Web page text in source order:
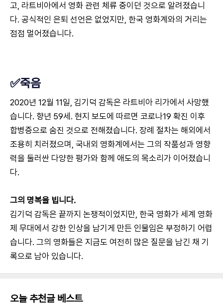
고, 라트비아에서 영화 관련 체류 중이던 것으로 알려졌습니
다. 공식적인 은퇴 선언은 없었지만, 한국 영화계와의 거리는
점점 멀어졌습니다.
✅죽음
2020년 12월 11일, 김기덕 감독은 라트비아 리가에서 사망했
습니다. 향년 59세. 현지 보도에 따르면 코로나19 확진 이후
합병증으로 숨진 것으로 전해졌습니다. 장례 절차는 해외에서
조용히 치러졌으며, 국내외 영화계에서는 그의 작품성과 영향
력을 둘러싼 다양한 평가와 함께 애도의 목소리가 이어졌습니
다.
그의 명복을 빕니다.
김기덕 감독은 끝까지 논쟁적이었지만, 한국 영화가 세계 영화
제 무대에서 강한 인상을 남기게 만든 인물임은 부정하기 어렵
습니다. 그의 영화들은 지금도 여전히 많은 질문을 남긴 채 기
록으로 남아 있습니다.
오늘 추천글 베스트